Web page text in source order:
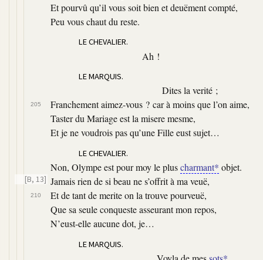
Et pourvû qu’il vous soit bien et deuëment compté,
Peu vous chaut du reste.
LE CHEVALIER.
Ah !
LE MARQUIS.
Dites la verité ;
205
Franchement aimez-vous ? car à moins que l’on aime,
Taster du Mariage est la misere mesme,
Et je ne voudrois pas qu’une Fille eust sujet…
LE CHEVALIER.
Non, Olympe est pour moy le pluscharmant* objet.
Jamais rien de si beau ne s’offrit à ma veuë,
[B, 13]
210
Et de tant de merite on la trouve pourveuë,
Que sa seule conqueste asseurant mon repos,
N’eust-elle aucune dot, je…
LE MARQUIS.